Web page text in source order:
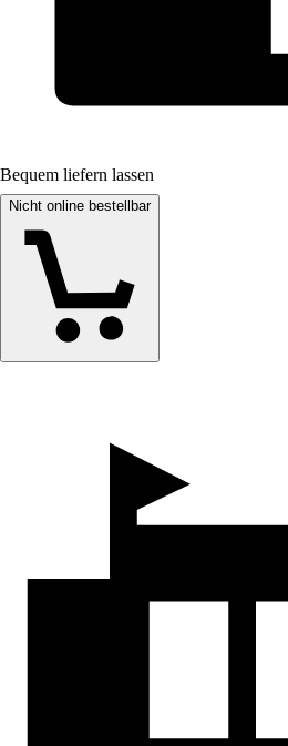
Bequem liefern lassen
Nicht online bestellbar